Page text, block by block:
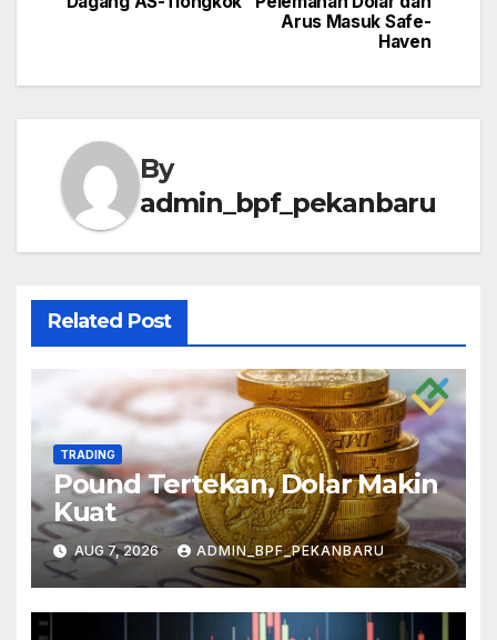
Arus Masuk Safe-
Haven
By
admin_bpf_pekanbaru
Related Post
TRADING
Pound Tertekan, Dolar Makin
Kuat
AUG 7, 2026 ADMIN_BPF_PEKANBARU